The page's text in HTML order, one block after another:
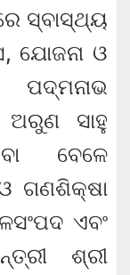
ସ୍ବାସ୍ଥ୍ୟ
ଯୋଜନା ଓ
ପଦ୍ମନାଭ
ଅରୁଣ ସାହୁ
ବେଳେ
ଗଣଶିକ୍ଷା
ଏବଂ
ଶ୍ରୀ